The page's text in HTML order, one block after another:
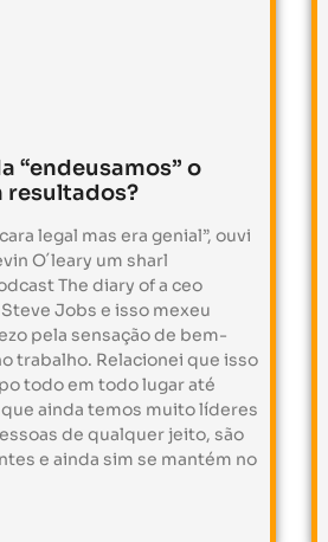
“endeusamos” o
resultados?
legal mas era genial”, ouvi
O´leary um sharl
The diary of a ceo
Jobs e isso mexeu
pela sensação de bem-
trabalho. Relacionei que isso
todo em todo lugar até
ainda temos muito líderes
de qualquer jeito, são
e ainda sim se mantém no